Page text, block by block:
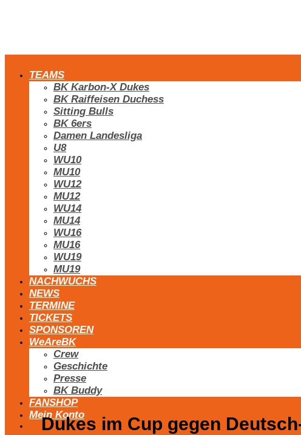
TEAMS
BK Karbon-X Dukes
BK Raiffeisen Duchess
Sitting Bulls
BK 6ers
Damen Landesliga
U8
WU10
MU10
WU12
MU12
WU14
MU14
WU16
MU16
WU19
MU19
NACHWUCHS
NEWS
TERMINE
TICKETS
SPONSOREN
WeAreBK
Crew
Geschichte
Presse
BK Buddy
FANSHOP
Mein Konto
Dukes im Cup gegen